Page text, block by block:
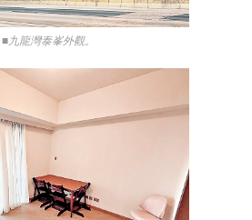
■九龍灣泰峯外觀。